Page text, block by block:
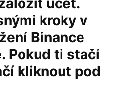
účet.
kroky v
Binance
Pokud ti stačí
kliknout pod